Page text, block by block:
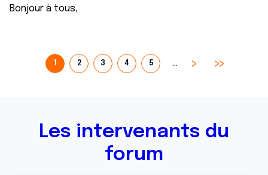
Bonjour à tous,
1 2 3 4 5 …
Les intervenants du
forum